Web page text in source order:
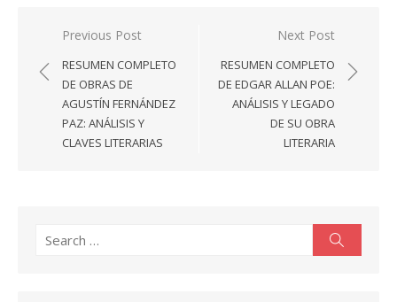
Navegación
de
entradas
Previous Post
RESUMEN COMPLETO
DE OBRAS DE
AGUSTÍN FERNÁNDEZ
PAZ: ANÁLISIS Y
CLAVES LITERARIAS
Next Post
RESUMEN COMPLETO
DE EDGAR ALLAN POE:
ANÁLISIS Y LEGADO
DE SU OBRA
LITERARIA
Search